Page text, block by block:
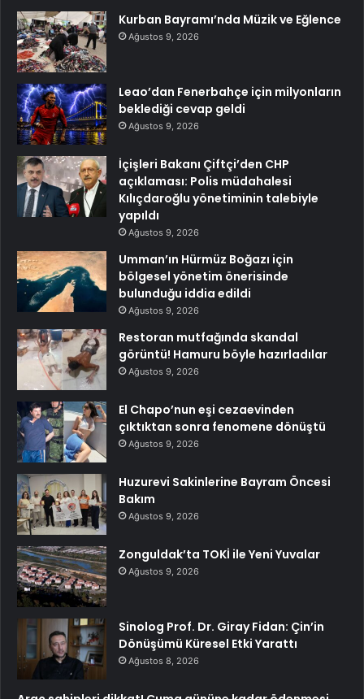
Kurban Bayramı’nda Müzik ve Eğlence
Ağustos 9, 2026
Leao’dan Fenerbahçe için milyonların
beklediği cevap geldi
Ağustos 9, 2026
İçişleri Bakanı Çiftçi’den CHP
açıklaması: Polis müdahalesi
Kılıçdaroğlu yönetiminin talebiyle
yapıldı
Ağustos 9, 2026
Umman’ın Hürmüz Boğazı için
bölgesel yönetim önerisinde
bulunduğu iddia edildi
Ağustos 9, 2026
Restoran mutfağında skandal
görüntü! Hamuru böyle hazırladılar
Ağustos 9, 2026
El Chapo’nun eşi cezaevinden
çıktıktan sonra fenomene dönüştü
Ağustos 9, 2026
Huzurevi Sakinlerine Bayram Öncesi
Bakım
Ağustos 9, 2026
Zonguldak’ta TOKİ ile Yeni Yuvalar
Ağustos 9, 2026
Sinolog Prof. Dr. Giray Fidan: Çin’in
Dönüşümü Küresel Etki Yarattı
Ağustos 8, 2026